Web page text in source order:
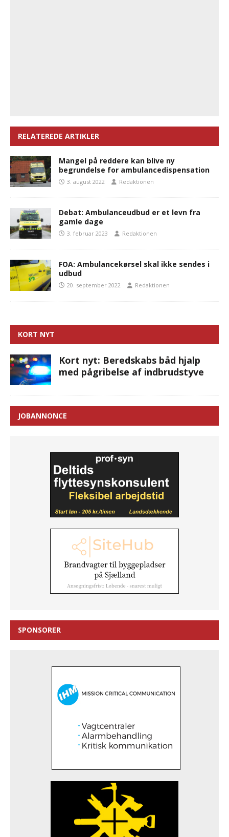
RELATEREDE ARTIKLER
Mangel på reddere kan blive ny
begrundelse for ambulancedispensation
3. august 2022 Redaktionen
Debat: Ambulanceudbud er et levn fra
gamle dage
3. februar 2023 Redaktionen
FOA: Ambulancekørsel skal ikke sendes i
udbud
20. september 2022 Redaktionen
KORT NYT
Kort nyt: Beredskabs båd hjalp
med pågribelse af indbrudstyve
JOBANNONCE
SPONSORER